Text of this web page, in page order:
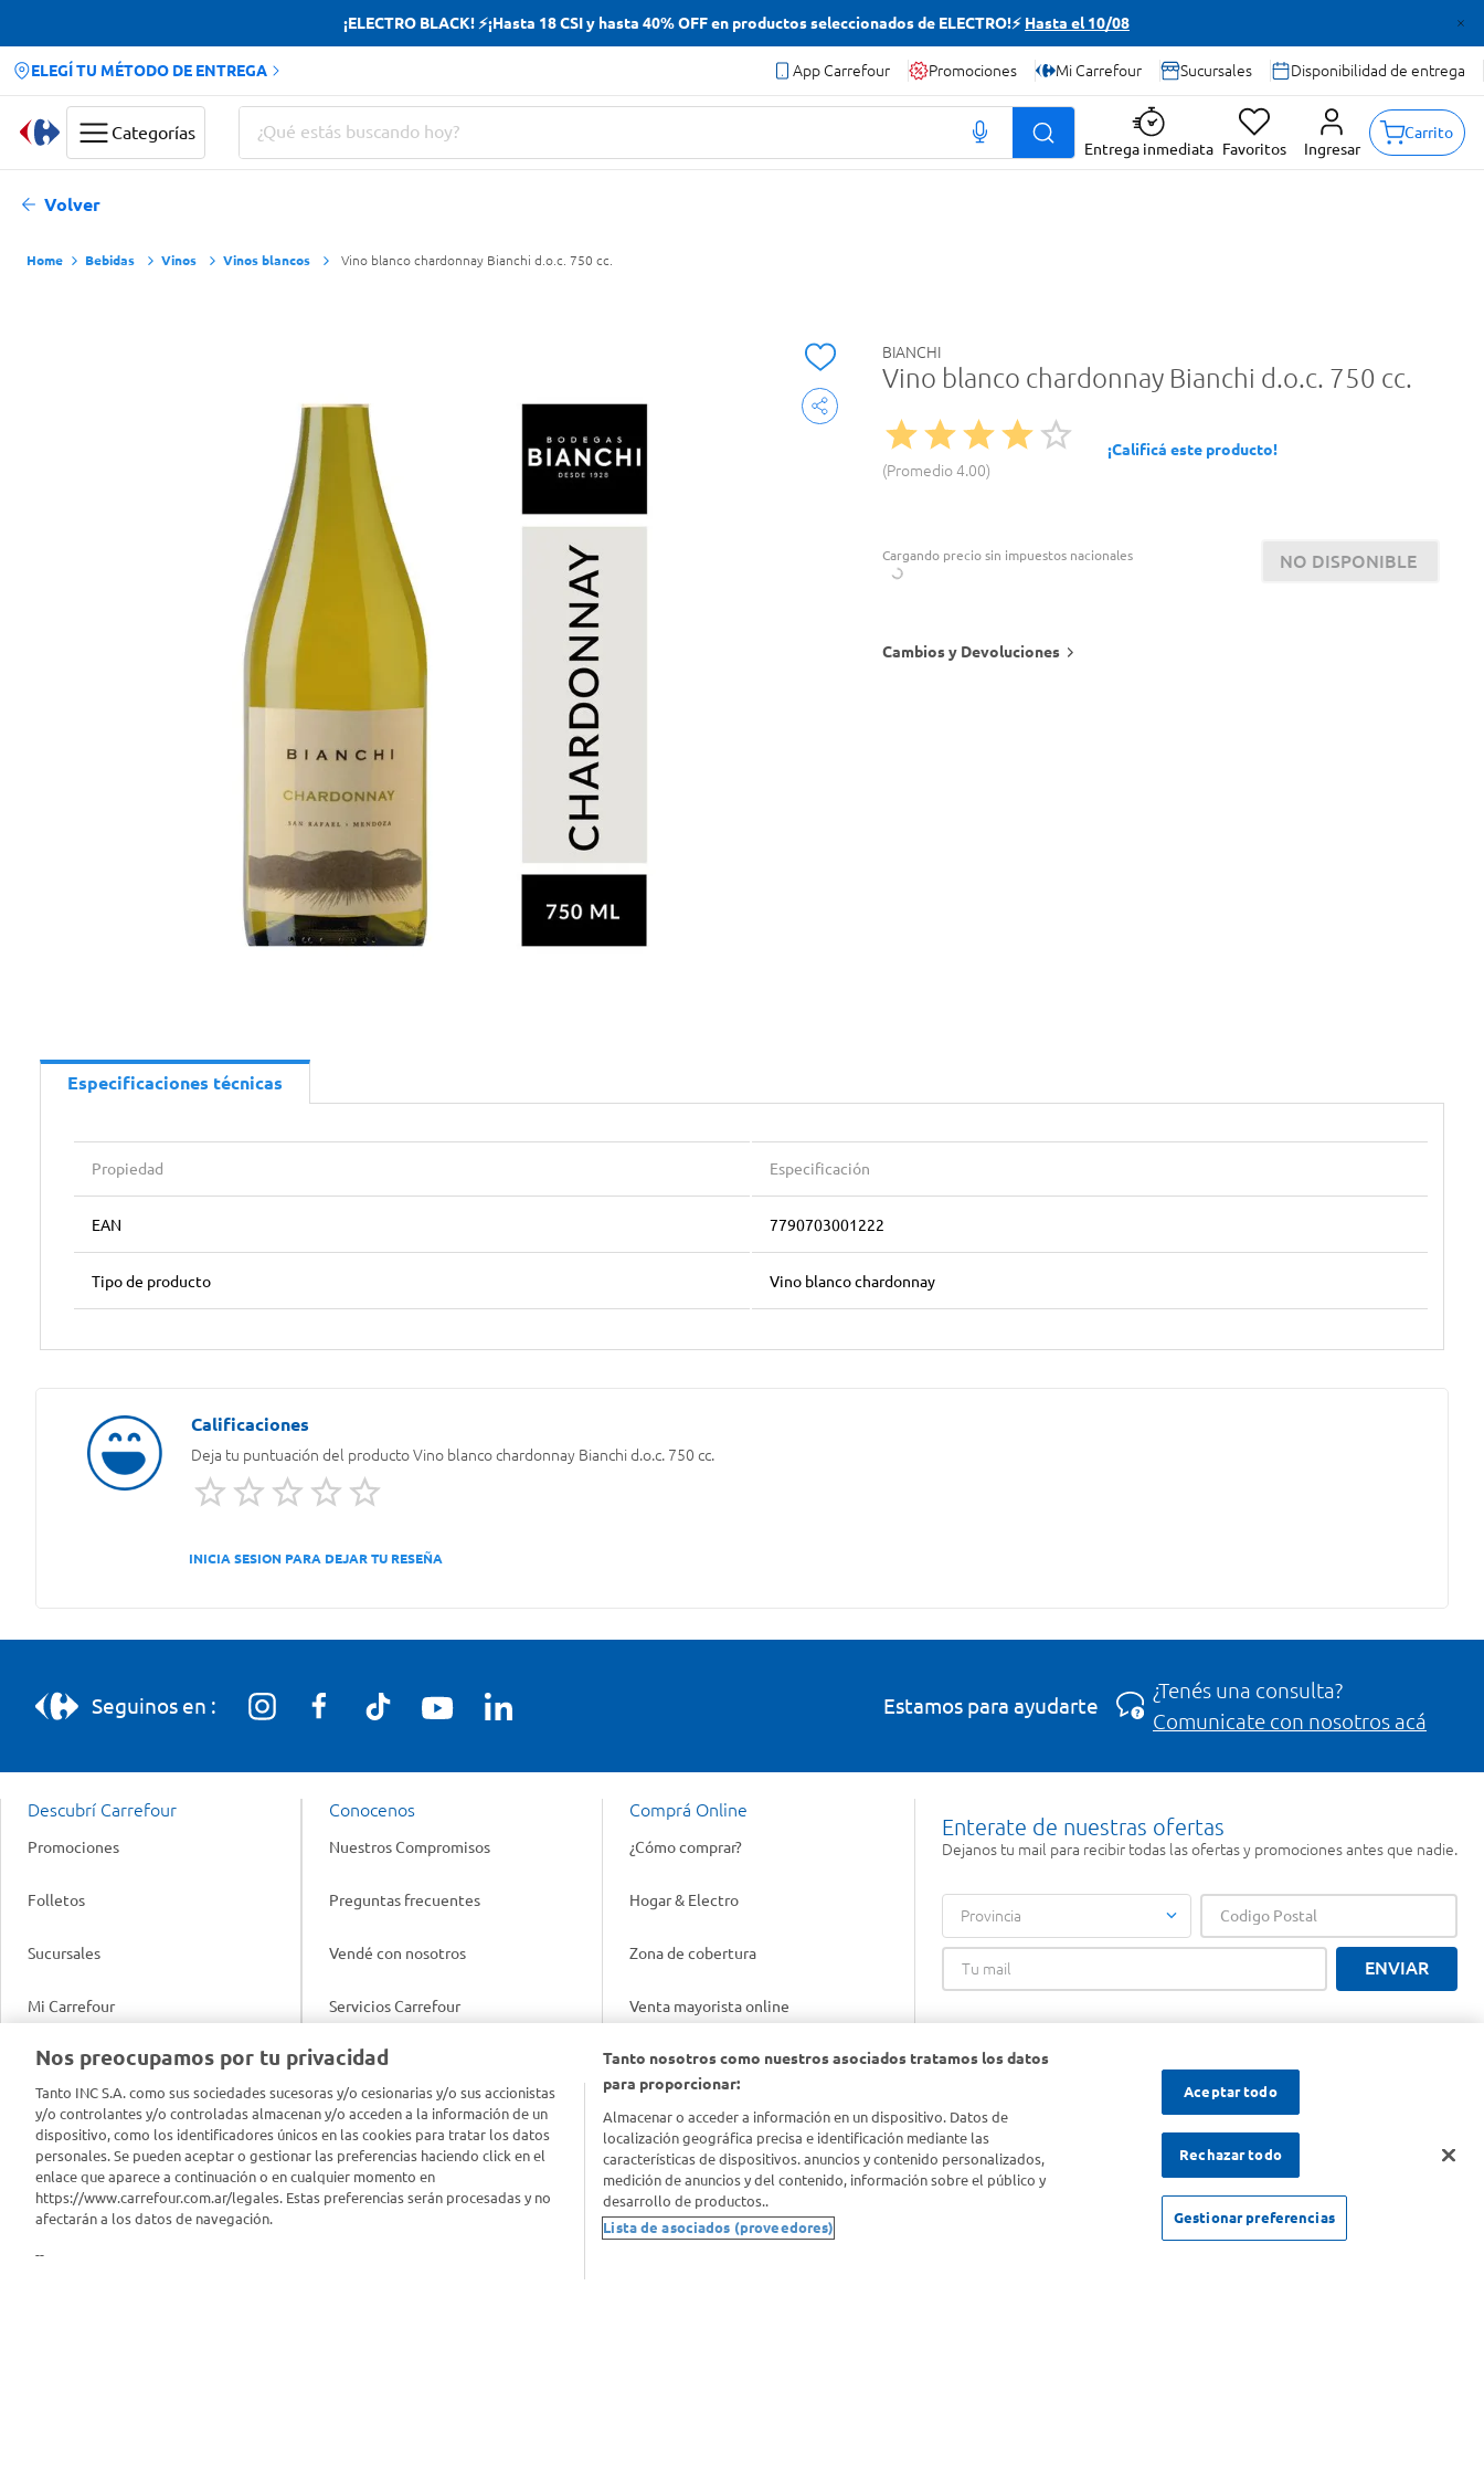
¡ELECTRO BLACK! ⚡¡Hasta 18 CSI y hasta 40% OFF en productos seleccionados de ELECTRO!⚡ Hasta el 10/08
ELEGÍ TU MÉTODO DE ENTREGA App Carrefour Promociones Mi Carrefour Sucursales Disponibilidad de entrega
Categorías
¿Qué estás buscando hoy?
Entrega inmediata Favoritos Ingresar
Carrito
Volver
Bebidas Vinos Vinos blancos Vino blanco chardonnay Bianchi d.o.c. 750 cc.
BIANCHI
Vino blanco chardonnay Bianchi d.o.c. 750 cc.
Promedio4.00
¡Calificá este producto!
Cargando precio sin impuestos nacionales NO DISPONIBLE
Cambios y Devoluciones
Especificaciones técnicas
Propiedad Especificación
EAN 7790703001222
Tipo de producto Vino blanco chardonnay
Deja tu puntuación del productoVino blanco chardonnay Bianchi d.o.c. 750 cc.
INICIA SESION PARA DEJAR TU RESEÑA
Seguinos en : Estamos para ayudarte
¿Tenés una consulta?
Comunicate con nosotros acá
Descubrí Carrefour
Promociones
Folletos
Sucursales
Mi Carrefour
Productos Carrefour
Tarjeta Mi Carrefour
Panel Carrefour
Puntos Verdes
Conocenos
Nuestros Compromisos
Preguntas frecuentes
Vendé con nosotros
Servicios Carrefour
Info útil
Tasas de interés
Contacto
Comprá Online
¿Cómo comprar?
Hogar & Electro
Zona de cobertura
Venta mayorista online
Gift cards empresariales
Enterate de nuestras ofertas
Dejanos tu mail para recibir todas las ofertas y promociones antes que nadie.
Provincia
ENVIAR
Nos preocupamos por tu privacidad
Tanto INC S.A. como sus sociedades sucesoras y/o cesionarias y/o sus accionistas
y/o controlantes y/o controladas almacenan y/o acceden a la información de un
dispositivo, como los identificadores únicos en las cookies para tratar los datos
personales. Se pueden aceptar o gestionar las preferencias haciendo click en el
enlace que aparece a continuación o en cualquier momento en
https://www.carrefour.com.ar/legales. Estas preferencias serán procesadas y no
afectarán a los datos de navegación.
--
Tanto nosotros como nuestros asociados tratamos los datos
para proporcionar:
Almacenar o acceder a información en un dispositivo. Datos de
localización geográfica precisa e identificación mediante las
características de dispositivos. anuncios y contenido personalizados,
medición de anuncios y del contenido, información sobre el público y
desarrollo de productos..
Lista de asociados (proveedores)
Aceptar todo
Rechazar todo
Gestionar preferencias
Términos más buscados